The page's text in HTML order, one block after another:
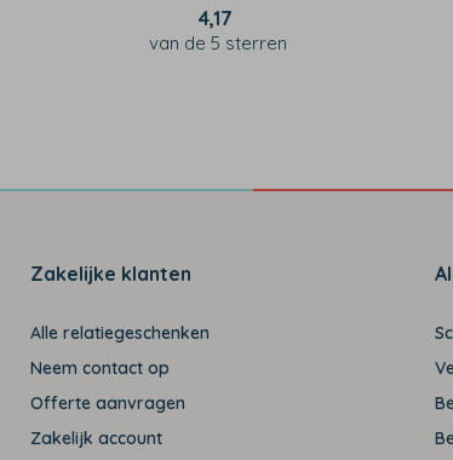
4,17
van de 5 sterren
Zakelijke klanten
Alle relatiegeschenken
Neem contact op
Offerte aanvragen
Zakelijk account